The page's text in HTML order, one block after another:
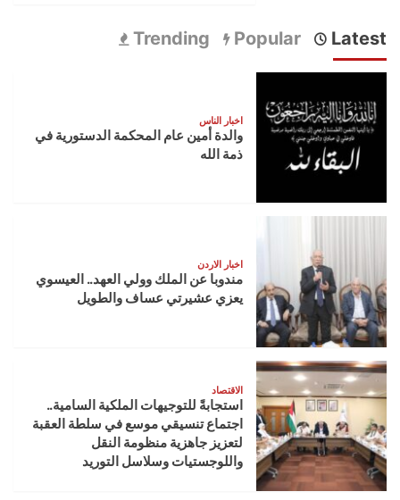
2024
الاستراتيجية
للعام
Latest
Popular
Trending
اخبار الناس
والدة أمين عام المحكمة الدستورية في
ذمة الله
اخبار الاردن
مندوبا عن الملك وولي العهد.. العيسوي
يعزي عشيرتي عساف والطويل
الاقتصاد
استجابةً للتوجيهات الملكية السامية..
اجتماع تنسيقي موسع في سلطة العقبة
لتعزيز جاهزية منظومة النقل
واللوجستيات وسلاسل التوريد